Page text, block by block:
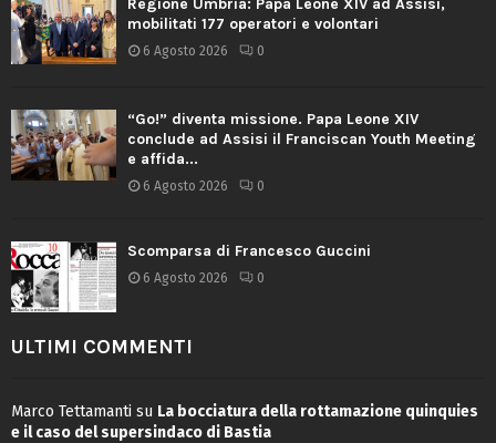
mobilitati 177 operatori e volontari
6 Agosto 2026 0
“Go!” diventa missione. Papa Leone XIV
conclude ad Assisi il Franciscan Youth Meeting
e affida...
6 Agosto 2026 0
Scomparsa di Francesco Guccini
6 Agosto 2026 0
ULTIMI COMMENTI
Marco Tettamanti su La bocciatura della rottamazione quinquies
e il caso del supersindaco di Bastia